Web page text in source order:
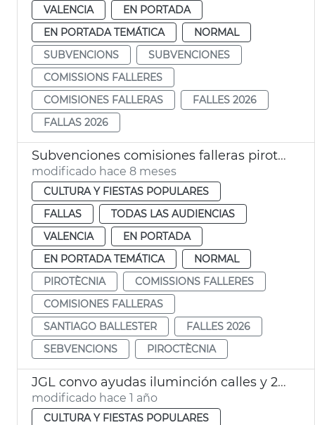
VALENCIA
EN PORTADA
EN PORTADA TEMÁTICA
NORMAL
SUBVENCIONS
SUBVENCIONES
COMISSIONS FALLERES
COMISIONES FALLERAS
FALLES 2026
FALLAS 2026
Subvenciones comisiones falleras pirotecnia 2026
modificado hace 8 meses
CULTURA Y FIESTAS POPULARES
FALLAS
TODAS LAS AUDIENCIAS
VALENCIA
EN PORTADA
EN PORTADA TEMÁTICA
NORMAL
PIROTÈCNIA
COMISSIONS FALLERES
COMISIONES FALLERAS
SANTIAGO BALLESTER
FALLES 2026
SEBVENCIONS
PIROCTÈCNIA
JGL convo ayudas iluminción calles y 25 aniversario fallas
modificado hace 1 año
CULTURA Y FIESTAS POPULARES